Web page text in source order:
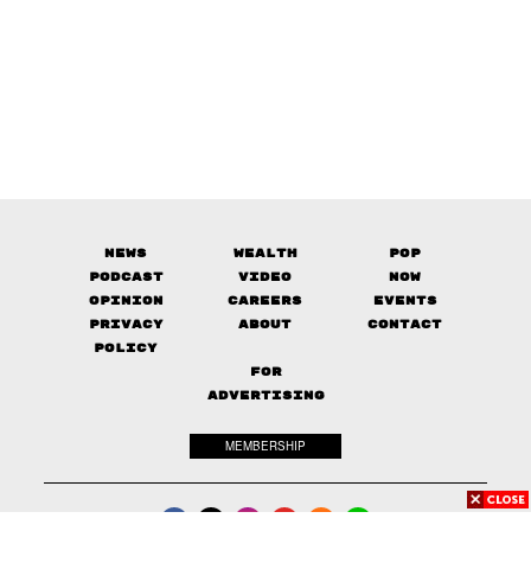
News Wealth
Pop
Podcast
Video
Now
Opinion
Careers
Events
Privacy
Policy
About Contact
FOR
ADVERTISING
MEMBERSHIP